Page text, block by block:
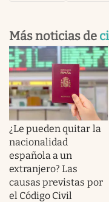
Más noticias de
¿Le pueden quitar la
nacionalidad
española a un
extranjero? Las
causas previstas por
el Código Civil